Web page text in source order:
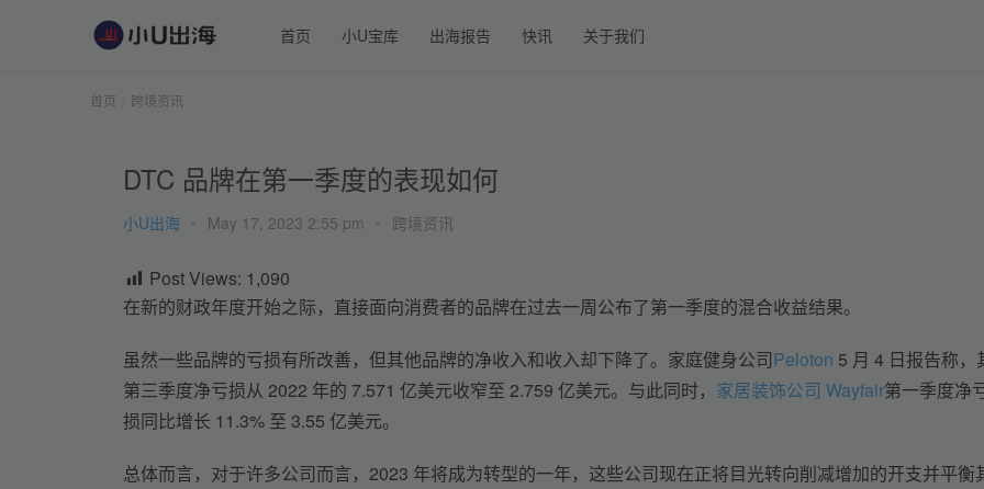
首页 小U宝库 出海报告 快讯 关于我们
首页 跨境资讯
DTC 品牌在第一季度的表现如何
小U出海 May 17, 2023 2:55 pm 跨境资讯
Post Views: 1,090
在新的财政年度开始之际，直接面向消费者的品牌在过去一周公布了第一季度的混合收益结果。
虽然一些品牌的亏损有所改善，但其他品牌的净收入和收入却下降了。家庭健身公司Peloton 5 月 4 日报告称，
第三季度净亏损从 2022 年的 7.571 亿美元收窄至 2.759 亿美元。与此同时， 家居装饰公司 Wayfair第一季度净
损同比增长 11.3% 至 3.55 亿美元。
总体而言，对于许多公司而言，2023 年将成为转型的一年，这些公司现在正将目光转向削减增加的开支并平衡